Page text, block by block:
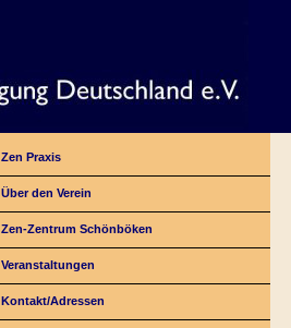
Zen Praxis
Über den Verein
Zen-Zentrum Schönböken
Veranstaltungen
Kontakt/Adressen